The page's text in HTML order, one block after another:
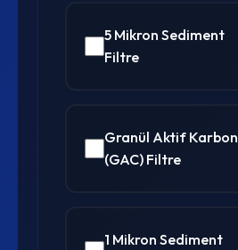
5 Mikron Sediment
Filtre
Granül Aktif Karbon
(GAC) Filtre
1 Mikron Sediment